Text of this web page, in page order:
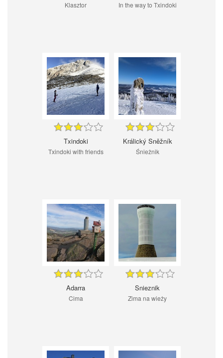
Klasztor In the way to Txindoki
Txindoki
Txindoki with friends
Králický Sněžník
Śnieżnik
Adarra
Cima
Snieznik
Zima na wieży